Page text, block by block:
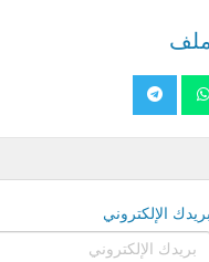
بريدك الإلكتروني